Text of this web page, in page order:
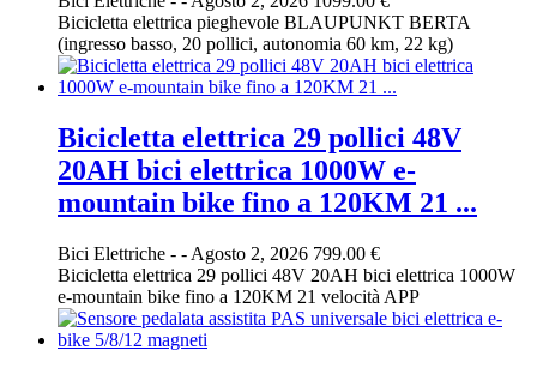
Bicicletta elettrica pieghevole BLAUPUNKT BERTA
(ingresso basso, 20 pollici, autonomia 60 km, 22 kg)
Bicicletta elettrica 29 pollici 48V
20AH bici elettrica 1000W e-
mountain bike fino a 120KM 21 ...
Bici Elettriche - - Agosto 2, 2026 799.00 €
Bicicletta elettrica 29 pollici 48V 20AH bici elettrica 1000W
e-mountain bike fino a 120KM 21 velocità APP